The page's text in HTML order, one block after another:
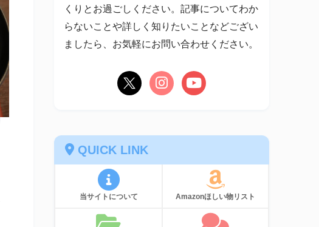
くりとお過ごしください。記事についてわか
らないことや詳しく知りたいことなどござい
ましたら、お気軽にお問い合わせください。
QUICK LINK
当サイトについて Amazonほしい物リスト